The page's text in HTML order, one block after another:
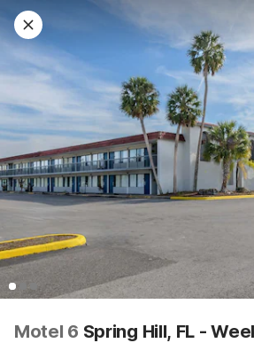
Motel 6 Spring Hill, FL -